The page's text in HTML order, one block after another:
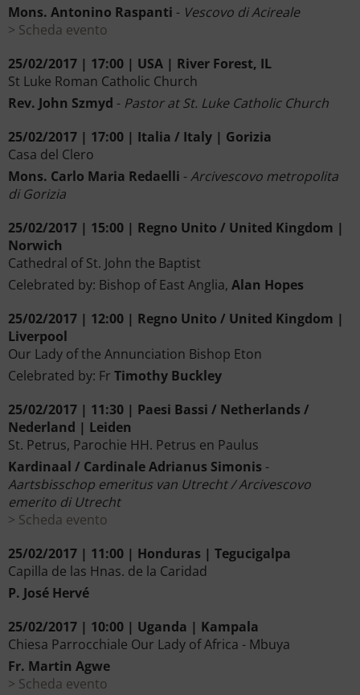
Mons. Antonino Raspanti - Vescovo di Acireale
Scheda evento
25/02/2017 | 17:00 | USA | River Forest, IL
St Luke Roman Catholic Church
Rev. John Szmyd - Pastor at St. Luke Catholic Church
25/02/2017 | 17:00 | Italia / Italy | Gorizia
Casa del Clero
Mons. Carlo Maria Redaelli -Arcivescovo metropolita
di Gorizia
25/02/2017 | 15:00 | Regno Unito / United Kingdom |
Norwich
Cathedral of St. John the Baptist
Celebrated by: Bishop of East Anglia, Alan Hopes
25/02/2017 | 12:00 | Regno Unito / United Kingdom |
Liverpool
Our Lady of the Annunciation Bishop Eton
Celebrated by: Fr Timothy Buckley
25/02/2017 | 11:30 | Paesi Bassi / Netherlands /
Nederland | Leiden
St. Petrus, Parochie HH. Petrus en Paulus
Kardinaal / Cardinale Adrianus Simonis -
Aartsbisschop emeritus van Utrecht / Arcivescovo
emerito di Utrecht
Scheda evento
25/02/2017 | 11:00 | Honduras | Tegucigalpa
Capilla de las Hnas. de la Caridad
P. José Hervé
25/02/2017 | 10:00 | Uganda | Kampala
Chiesa Parrocchiale Our Lady of Africa - Mbuya
Fr. Martin Agwe
Scheda evento